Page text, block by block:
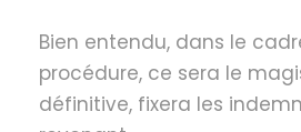
Bien entendu, dans le
procédure, ce sera le
définitive, fixera les